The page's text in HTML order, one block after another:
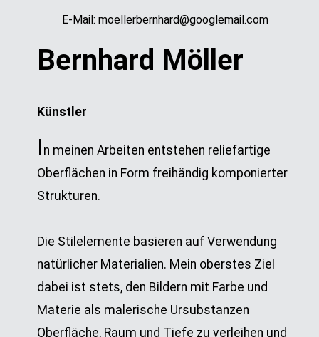
E-Mail: moellerbernhard@googlemail.com
Bernhard Möller
Künstler
I n meinen Arbeiten entstehen reliefartige
Oberflächen in Form freihändig komponierter
Strukturen.
Die Stilelemente basieren auf Verwendung
natürlicher Materialien. Mein oberstes Ziel
dabei ist stets, den Bildern mit Farbe und
Materie als malerische Ursubstanzen
Oberfläche, Raum und Tiefe zu verleihen und